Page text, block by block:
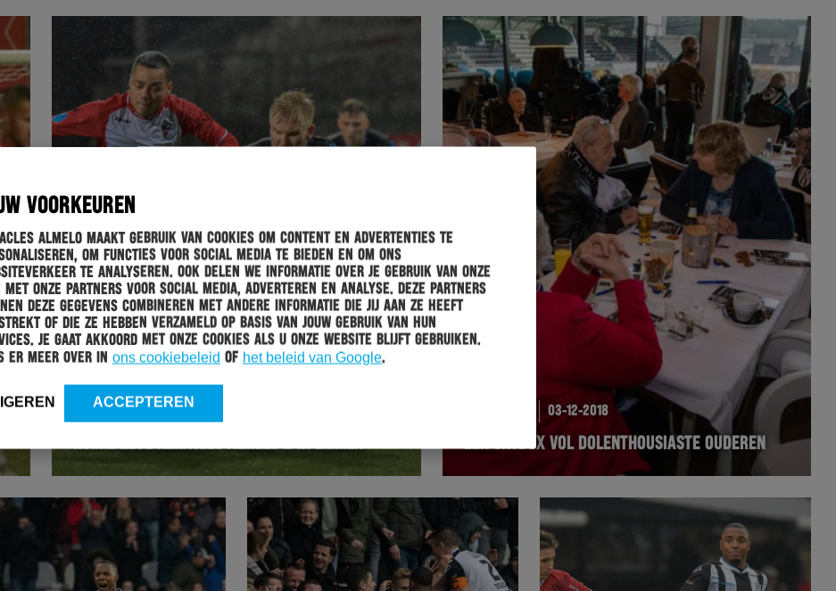
VOORKEUREN
Almelo maakt gebruik van cookies om content en advertenties te
om functies voor social media te bieden en om ons
te analyseren. Ook delen we informatie over je gebruik van onze
met onze partners voor social media, adverteren en analyse. Deze partners
deze gegevens combineren met andere informatie die jij aan ze heeft
of die ze hebben verzameld op basis van jouw gebruik van hun
Je gaat akkoord met onze cookies als u onze website blijft gebruiken.
er meer over in ons cookiebeleid of het beleid van Google.
ACCEPTEREN
WEDSTRIJD 03-12-2018
RUIME ZEGE HERACLES ALMELO 2 IN EMMEN
03-12-2018
EEN SKYBOX VOL DOLENTHOUSIASTE OUDEREN